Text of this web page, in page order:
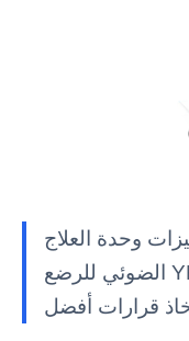
وحدة العلاج
الضوئي للرضع YR06223، وقارنها مع نماذج أخرى